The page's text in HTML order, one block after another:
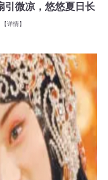
引微凉，悠悠夏日长
【详情】